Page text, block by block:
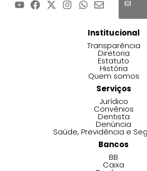
Institucional
Transparência
Diretoria
Estatuto
História
Quem somos
Serviços
Jurídico
Convênios
Dentista
Denúncia
Saúde, Previdência e
Bancos
BB
Caixa